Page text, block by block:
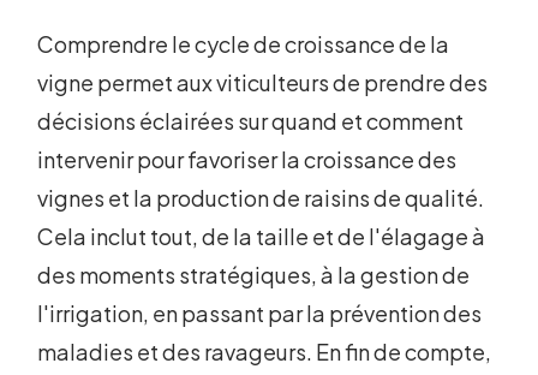
Comprendre le cycle de croissance de la
vigne permet aux viticulteurs de prendre des
décisions éclairées sur quand et comment
intervenir pour favoriser la croissance des
vignes et la production de raisins de qualité.
Cela inclut tout, de la taille et de l'élagage à
des moments stratégiques, à la gestion de
l'irrigation, en passant par la prévention des
maladies et des ravageurs. En fin de compte,